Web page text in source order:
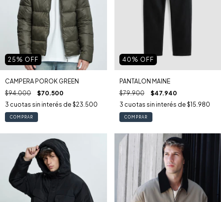
25 % OFF
CAMPERA POROK GREEN
$94.000
$70.500
3 cuotas sin interés de $23.500
COMPRAR
40 % OFF
PANTALON MAINE
$79.900
$47.940
3 cuotas sin interés de $15.980
COMPRAR